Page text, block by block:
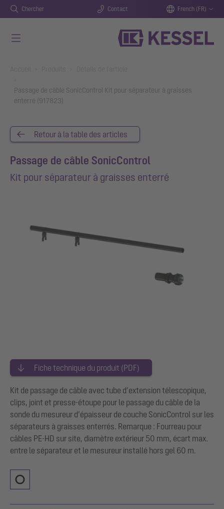
Chercher Contact French (FR)
Passage de câble SonicControl Kit pour séparateur à graisses
enterré (917823)
Retour à la table des articles
Passage de câble SonicControl
Kit pour séparateur à graisses enterré
Fiche technique du produit (PDF)
Kit de passage de câble avec tube d’extension télescopique,
clips, joint et presse-étoupe pour le passage du câble de la
sonde du mesureur d’épaisseur de couche SonicControl sur les
séparateurs à graisses enterrés. Remarque : Fourreau pour
câbles PE-HD sur site, diamètre extérieur 50 mm, écart max.
entre le séparateur et le mesureur installé hors gel 60 m.